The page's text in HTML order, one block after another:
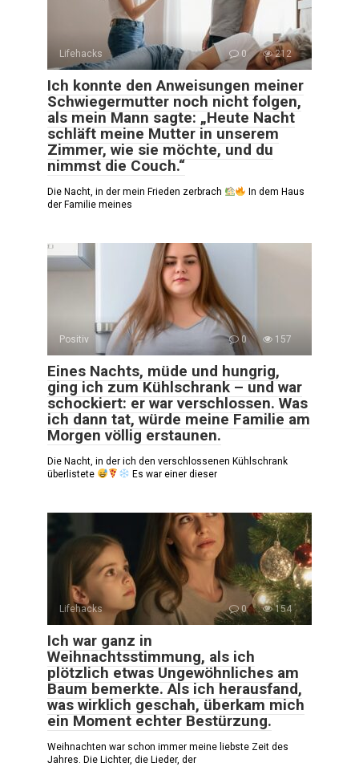
Lifehacks 0 212
Ich konnte den Anweisungen meiner
Schwiegermutter noch nicht folgen,
als mein Mann sagte: „Heute Nacht
schläft meine Mutter in unserem
Zimmer, wie sie möchte, und du
nimmst die Couch.“
Die Nacht, in der mein Frieden zerbrach
In dem Haus
der Familie meines
Positiv 0 157
Eines Nachts, müde und hungrig,
ging ich zum Kühlschrank – und war
schockiert: er war verschlossen. Was
ich dann tat, würde meine Familie am
Morgen völlig erstaunen.
Die Nacht, in der ich den verschlossenen Kühlschrank
überlistete
Es war einer dieser
Lifehacks 0 154
Ich war ganz in
Weihnachtsstimmung, als ich
plötzlich etwas Ungewöhnliches am
Baum bemerkte. Als ich herausfand,
was wirklich geschah, überkam mich
ein Moment echter Bestürzung.
Weihnachten war schon immer meine liebste Zeit des
Jahres. Die Lichter, die Lieder, der